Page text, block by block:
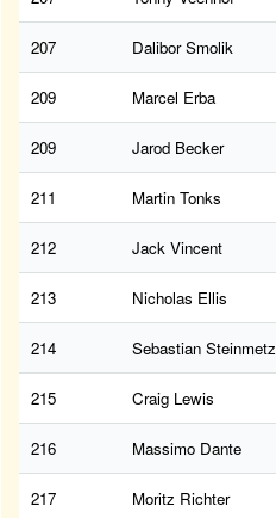
207 Dalibor Smolik
209 Marcel Erba
209 Jarod Becker
211 Martin Tonks
212 Jack Vincent
213 Nicholas Ellis
214 Sebastian Steinmetz
215 Craig Lewis
216 Massimo Dante
217 Moritz Richter